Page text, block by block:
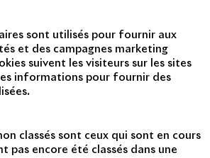
sont utilisés pour fournir aux
et des campagnes marketing
suivent les visiteurs sur les sites
informations pour fournir des
classés sont ceux qui sont en cours
pas encore été classés dans une